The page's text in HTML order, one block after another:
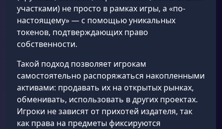
участками) не просто в рамках игры, а «по-
настоящему» — с помощью уникальных
токенов, подтверждающих право
собственности.
Такой подход позволяет игрокам
самостоятельно распоряжаться накопленными
активами: продавать их на открытых рынках,
обменивать, использовать в других проектах.
Игроки не зависят от прихотей издателя, так
как права на предметы фиксируются